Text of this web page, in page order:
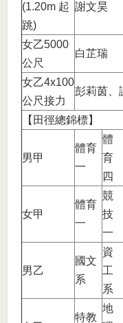
(1.20m 起
跳)
謝文昊
女乙5000
公尺
白芷瑞
女乙4x100
公尺接力
彭莉茵、
【田徑總錦標】
男甲
體育
一
體
育
四
女甲
體育
一
競
技
一
男乙
國文
系
資
工
系
特教
地